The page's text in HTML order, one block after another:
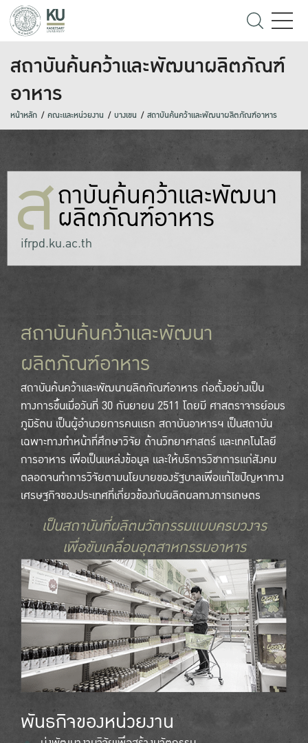
สถาบันค้นคว้าและพัฒนาผลิตภัณฑ์
อาหาร
หน้าหลัก คณะและหน่วยงาน บางเขน สถาบันค้นคว้าและพัฒนาผลิตภัณฑ์อาหาร
สถาบันค้นคว้าและพัฒนา
ผลิตภัณฑ์อาหาร
ifrpd.ku.ac.th
สถาบันค้นคว้าและพัฒนา
ผลิตภัณฑ์อาหาร
สถาบันค้นคว้าและพัฒนาผลิตภัณฑ์อาหาร ก่อตั้งอย่างเป็น
ทางการขึ้นเมื่อวันที่ 30 กันยายน 2511 โดยมี ศาสตราจารย์อมร
ภูมิรัตน เป็นผู้อำนวยการคนแรก สถาบันอาหารฯ เป็นสถาบัน
เฉพาะทางทำหน้าที่ศึกษาวิจัย ด้านวิทยาศาสตร์ และเทคโนโลยี
การอาหาร เพื่อเป็นแหล่งข้อมูล และให้บริการวิชาการแก่สังคม
ตลอดจนทำการวิจัยตามนโยบายของรัฐบาลเพื่อแก้ไขปัญหาทาง
เศรษฐกิจของประเทศที่เกี่ยวข้องกับผลิตผลทางการเกษตร
เป็นสถาบันที่ผลิตนวัตกรรมแบบครบวงจร
เพื่อขับเคลื่อนอุตสาหกรรมอาหาร
พันธกิจของหน่วยงาน